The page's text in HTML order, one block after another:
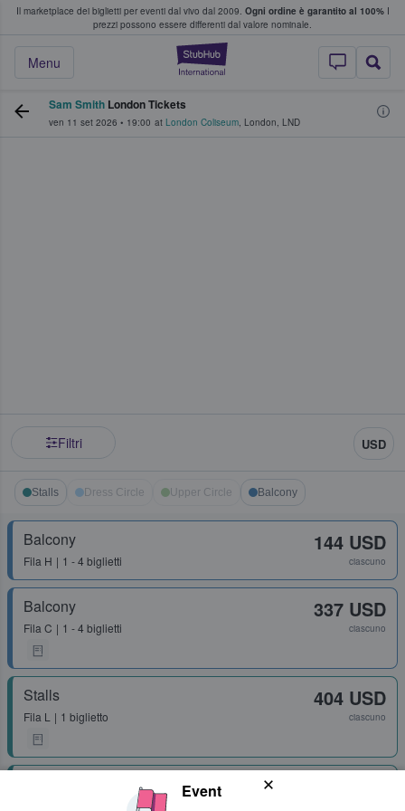
Il marketplace dei biglietti per eventi dal vivo dal 2009. Ogni ordine è garantito al 100%I
prezzi possono essere differenti dal valore nominale.
StubHub - Dove
Menu
fan comprano e vendono biglietti
Sam Smith London Tickets
ven 11 set 2026 • 19:00 at London Coliseum, London, LND
Filtri USD
Stalls Dress Circle Upper Circle Balcony
Balcony
Fila H 1 - 4 biglietti
144 USD
ciascuno
Balcony
Fila C 1 - 4 biglietti
337 USD
ciascuno
Stalls
Fila L 1 biglietto
404 USD
ciascuno
Event